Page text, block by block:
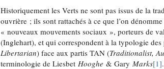
Historiquement les Verts ne sont pas issus de la
ouvrière ; ils sont rattachés à ce que l’on
« nouveaux mouvements sociaux », porteurs de
(Inglehart), et qui correspondent à la typologie
Libertarian) face aux partis TAN (Traditionalist,
terminologie de LiesbetHooghe & GaryMarks[1].